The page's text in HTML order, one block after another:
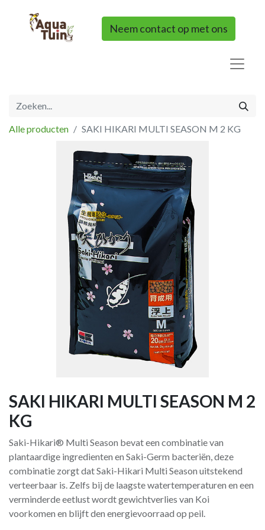
Neem contact op met ons
Alle producten SAKI HIKARI MULTI SEASON M 2 KG
SAKI HIKARI MULTI SEASON M 2
KG
Saki-Hikari® Multi Season bevat een combinatie van
plantaardige ingredienten en Saki-Germ bacteriën, deze
combinatie zorgt dat Saki-Hikari Multi Season uitstekend
verteerbaar is. Zelfs bij de laagste watertemperaturen en een
verminderde eetlust wordt gewichtverlies van Koi
voorkomen en blijft den energievoorraad op peil.